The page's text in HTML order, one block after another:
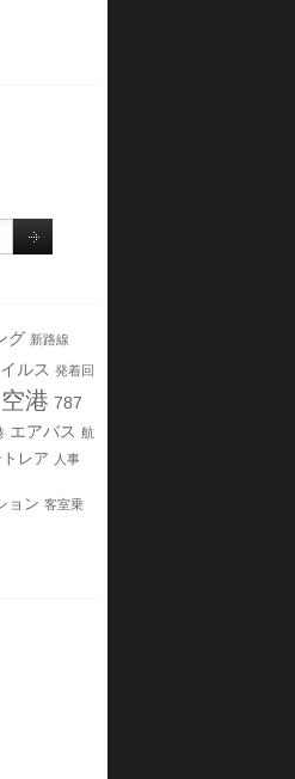
グ 新路線
ルス 発着回
港 787
エアバス 航
レア 人事
ョン 客室乗